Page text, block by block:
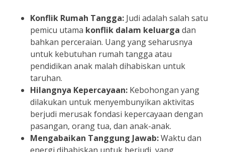
Konflik Rumah Tangga: Judi adalah salah satu
pemicu utama konflik dalam keluarga dan
bahkan perceraian. Uang yang seharusnya
untuk kebutuhan rumah tangga atau
pendidikan anak malah dihabiskan untuk
taruhan.
Hilangnya Kepercayaan: Kebohongan yang
dilakukan untuk menyembunyikan aktivitas
berjudi merusak fondasi kepercayaan dengan
pasangan, orang tua, dan anak-anak.
Mengabaikan Tanggung Jawab:Waktu dan